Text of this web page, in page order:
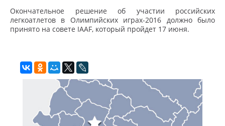
Окончательное решение об участии российских
легкоатлетов в Олимпийских играх-2016 должно было
принято на совете IAAF, который пройдет 17 июня.